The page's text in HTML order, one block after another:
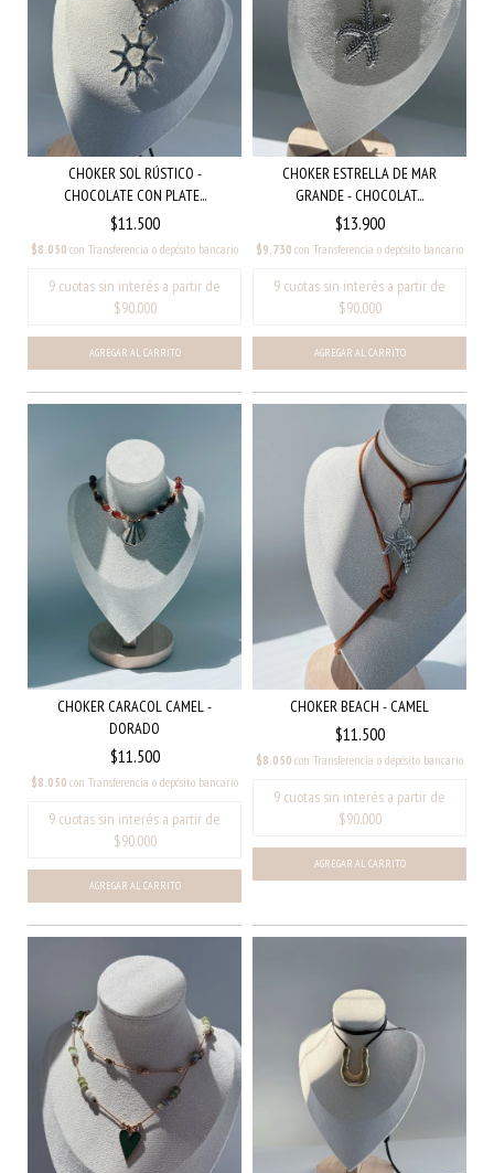
CHOKER SOL RÚSTICO -
CHOCOLATE CON PLATE...
$11.500
$8.050 con Transferencia o depósito bancario
CHOKER ESTRELLA DE MAR
GRANDE - CHOCOLAT...
$13.900
$9.730 con Transferencia o depósito bancario
CHOKER CARACOL CAMEL -
DORADO
$11.500
$8.050 con Transferencia o depósito bancario
CHOKER BEACH - CAMEL
$11.500
$8.050 con Transferencia o depósito bancario